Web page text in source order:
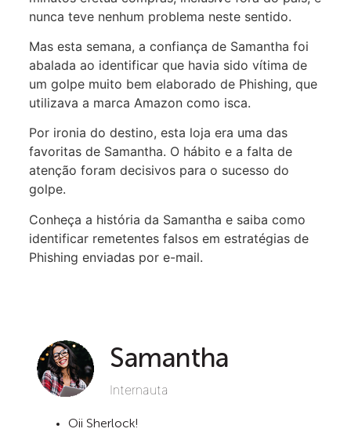
nunca teve nenhum problema neste sentido.
Mas esta semana, a confiança de Samantha foi
abalada ao identificar que havia sido vítima de
um golpe muito bem elaborado de Phishing, que
utilizava a marca Amazon como isca.
Por ironia do destino, esta loja era uma das
favoritas de Samantha. O hábito e a falta de
atenção foram decisivos para o sucesso do
golpe.
Conheça a história da Samantha e saiba como
identificar remetentes falsos em estratégias de
Phishing enviadas por e-mail.
Samantha
Internauta
Oii Sherlock!